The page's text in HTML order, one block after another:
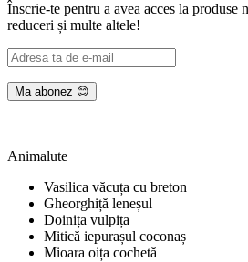
Înscrie-te pentru a avea acces la produse
reduceri și multe altele!
Animalute
Vasilica văcuța cu breton
Gheorghiță leneșul
Doinița vulpița
Mitică iepurașul coconaș
Mioara oița cochetă